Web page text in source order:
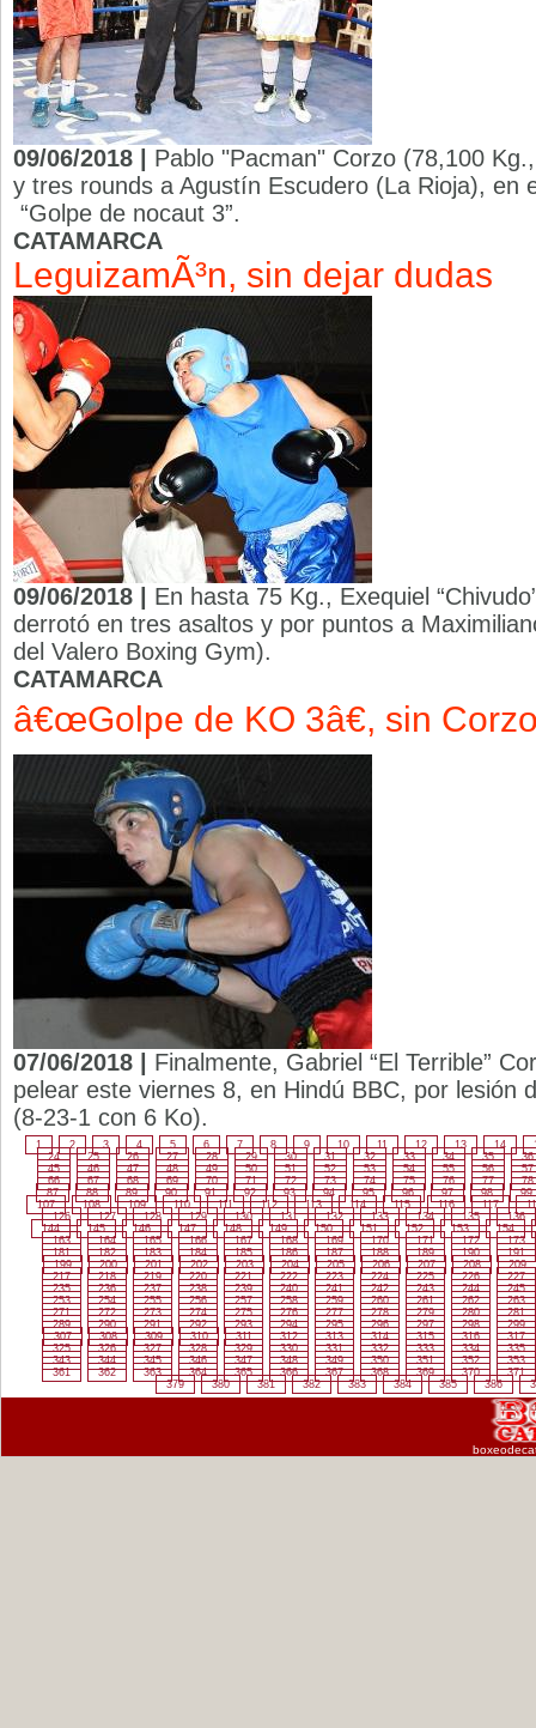
09/06/2018 | Pablo "Pacman" Corzo (78,100
y tres rounds a Agustín Escudero (La Rioja), en
“Golpe de nocaut 3”.
CATAMARCA
LeguizamÃ³n, sin dejar dudas
09/06/2018 | En hasta 75 Kg., Exequiel
derrotó en tres asaltos y por puntos a
del Valero Boxing Gym).
CATAMARCA
â€œGolpe de KO 3â€, sin
07/06/2018 | Finalmente, Gabriel “El Terrible”
pelear este viernes 8, en Hindú BBC, por lesión
(8-23-1 con 6 Ko).
1 2 3 4 5 6 7 8 9 10 11 12 13 14
24
25 26 27 28 29 30 31 32 33 34 35
36
45
46 47 48 49 50 51 52 53 54 55 56
57
66
67 68 69 70 71 72 73 74 75 76 77
78
87
88 89 90 91 92 93 94 95 96 97 98
99
107
108 109 110 111 112 113 114 115 116 117
126
127 128 129 130 131 132 133 134 135
136
144
145 146 147 148 149 150 151 152 153
154
163
164 165 166 167 168 169 170 171 172
173
181
182 183 184 185 186 187 188 189 190
191
199
200 201 202 203 204 205 206 207 208
209
217
218 219 220 221 222 223 224 225 226
227
235
236 237 238 239 240 241 242 243 244
245
253
254 255 256 257 258 259 260 261 262
263
271
272 273 274 275 276 277 278 279 280
281
289
290 291 292 293 294 295 296 297 298
299
307
308 309 310 311 312 313 314 315 316
317
325
326 327 328 329 330 331 332 333 334
335
343
344 345 346 347 348 349 350 351 352
353
361
362 363 364 365 366 367 368 369 370
371
379
380 381 382 383 384 385 386